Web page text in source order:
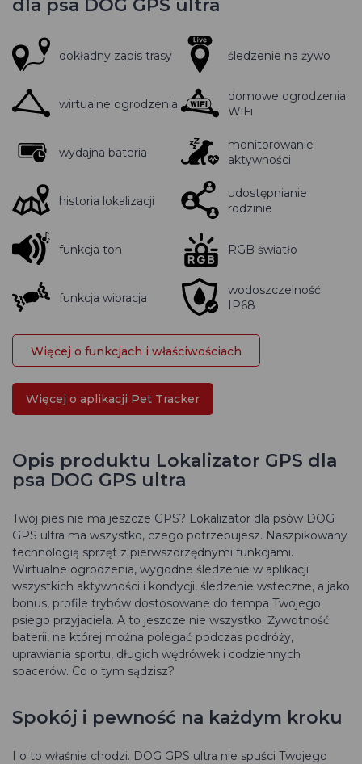
dla psa DOG GPS ultra
dokładny zapis trasy śledzenie na żywo
wirtualne ogrodzenia
domowe ogrodzenia
WiFi
wydajna bateria
monitorowanie
aktywności
historia lokalizacji
udostępnianie
rodzinie
funkcja ton RGB światło
funkcja wibracja
wodoszczelność
IP68
Więcej o funkcjach i właściwościach
Więcej o aplikacji Pet Tracker
Opis produktu Lokalizator GPS dla
psa DOG GPS ultra
Twój pies nie ma jeszcze GPS? Lokalizator dla psów DOG
GPS ultra ma wszystko, czego potrzebujesz. Naszpikowany
technologią sprzęt z pierwszorzędnymi funkcjami.
Wirtualne ogrodzenia, wygodne śledzenie w aplikacji
wszystkich aktywności i kondycji, śledzenie wsteczne, a jako
bonus, profile trybów dostosowane do tempa Twojego
psiego przyjaciela. A to jeszcze nie wszystko. Żywotność
baterii, na której można polegać podczas podróży,
uprawiania sportu, długich wędrówek i codziennych
spacerów. Co o tym sądzisz?
Spokój i pewność na każdym kroku
I o to właśnie chodzi. DOG GPS ultra nie spuści Twojego